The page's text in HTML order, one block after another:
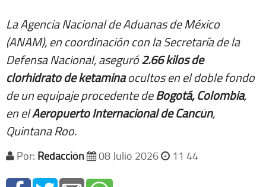
La Agencia Nacional de Aduanas de México
(ANAM), en coordinación con la Secretaría de la
Defensa Nacional, aseguró2.66 kilos de
clorhidrato de ketaminaocultos en el doble fondo
de un equipaje procedente deBogotá, Colombia,
en elAeropuerto Internacional de Cancún,
Quintana Roo.
Por: Redacción 08 Julio 2026 11 44